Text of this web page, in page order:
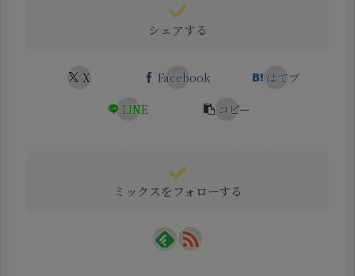
シェアする
X Facebook
はてブ
LINE
コピー
ミックスをフォローする